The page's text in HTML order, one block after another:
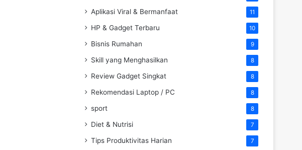
Aplikasi Viral & Bermanfaat 11
HP & Gadget Terbaru 10
Bisnis Rumahan 9
Skill yang Menghasilkan 8
Review Gadget Singkat 8
Rekomendasi Laptop / PC 8
sport 8
Diet & Nutrisi 7
Tips Produktivitas Harian 7